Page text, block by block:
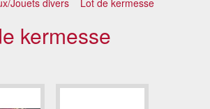
kermesse